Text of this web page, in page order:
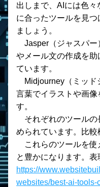
出しまで、AIには色
に合ったツールを見
ましょう。
やメール文の作成を
ています。
言葉でイラストや画像
す。
められています。比較
と豊かになります。表
https://
websites/best-ai-tools-